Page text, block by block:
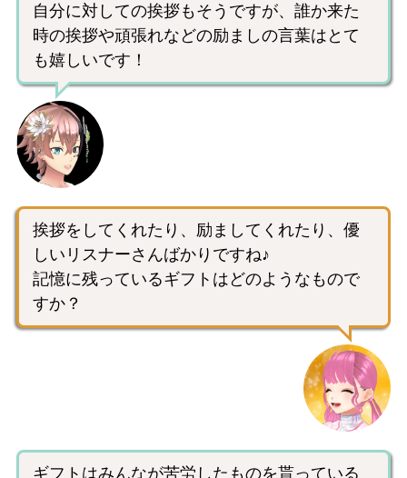
自分に対しての挨拶もそうですが、誰か来た
時の挨拶や頑張れなどの励ましの言葉はとて
も嬉しいです！
挨拶をしてくれたり、励ましてくれたり、優
しいリスナーさんばかりですね♪
記憶に残っているギフトはどのようなもので
すか？
ギフトはみんなが苦労したものを貰っている